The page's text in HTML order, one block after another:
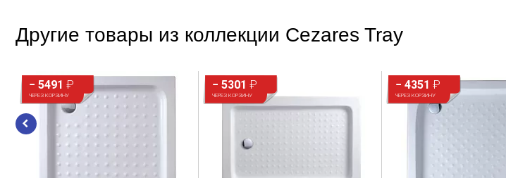
Другие товары из коллекции Cezares Tray
− 5491 ₽
ЧЕРЕЗ КОРЗИНУ
− 5301 ₽
ЧЕРЕЗ КОРЗИНУ
− 4351 ₽
ЧЕРЕЗ КОРЗИНУ